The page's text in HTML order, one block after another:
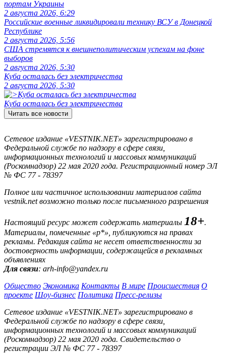
портам Украины
2 августа 2026, 6:29
Российские военные ликвидировали технику ВСУ в Донецкой
Республике
2 августа 2026, 5:56
США стремятся к внешнеполитическим успехам на фоне
выборов
2 августа 2026, 5:30
Куба осталась без электричества
2 августа 2026, 5:30
Куба осталась без электричества
Читать все новости
Сетевое издание «VESTNIK.NET» зарегистрировано в
Федеральной службе по надзору в сфере связи,
информационных технологий и массовых коммуникаций
(Роскомнадзор) 22 мая 2020 года. Регистрационный номер ЭЛ
№ ФС 77 - 78397
Полное или частичное использовании материалов сайта
vestnik.net возможно только после письменного разрешения
Настоящий ресурс может содержать материалы 18+.
Материалы, помеченные «р*», публикуются на правах
рекламы. Редакция сайта не несет ответственности за
достоверность информации, содержащейся в рекламных
объявлениях
Для связи: arh-info@yandex.ru
Общество Экономика Контакты В мире Происшествия О
проекте Шоу-бизнес Политика Пресс-релизы
Сетевое издание «VESTNIK.NET» зарегистрировано в
Федеральной службе по надзору в сфере связи,
информационных технологий и массовых коммуникаций
(Роскомнадзор) 22 мая 2020 года. Свидетельство о
регистрации ЭЛ № ФС 77 - 78397